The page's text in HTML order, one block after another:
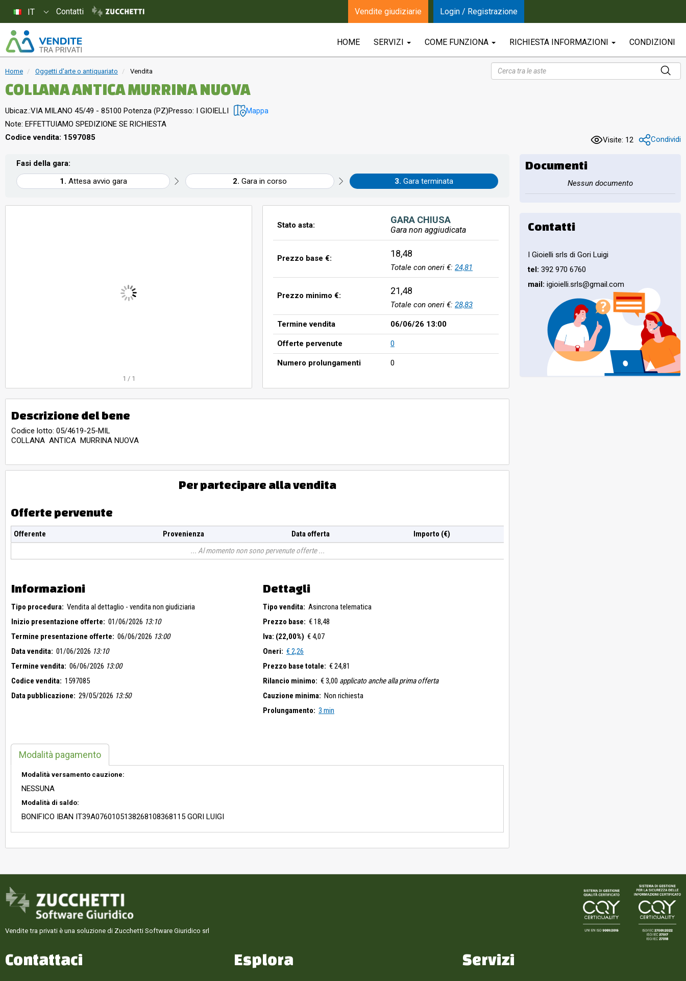
HOME SERVIZI COME FUNZIONA RICHIESTA INFORMAZIONI CONDIZIONI
Home Oggetti d'arte o antiquariato Vendita
COLLANA ANTICA MURRINA NUOVA
Ubicaz.:VIA MILANO 45/49 - 85100 Potenza (PZ)Presso: I GIOIELLI Mappa
Note: EFFETTUIAMO SPEDIZIONE SE RICHIESTA
Codice vendita: 1597085
Visite: 12 Condividi
Fasi della gara:
Attesa avvio gara
Gara in corso Gara terminata
1 / 1
Stato asta: GARA CHIUSA
Gara non aggiudicata
Prezzo base €: 18,48
Totale con oneri €: 24,81
Prezzo minimo €: 21,48
Totale con oneri €: 28,83
Termine vendita 06/06/26 13:00
Offerte pervenute 0
Numero prolungamenti 0
Descrizione del bene
Codice lotto: 05/4619-25-MIL
COLLANA ANTICA MURRINA NUOVA
Per partecipare alla vendita
Offerte pervenute
Offerente Provenienza Data offerta
Importo (€)
Al momento non sono pervenute offerte
Informazioni
Tipo procedura: Vendita al dettaglio - vendita non giudiziaria
Inizio presentazione offerte: 01/06/2026 13:10
Termine presentazione offerte: 06/06/2026 13:00
Data vendita: 01/06/2026 13:10
Termine vendita: 06/06/2026 13:00
Codice vendita: 1597085
Data pubblicazione: 29/05/2026 13:50
Dettagli
Tipo vendita: Asincrona telematica
Prezzo base: € 18,48
Iva: (22,00%) € 4,07
Oneri: € 2,26
Prezzo base totale: € 24,81
Rilancio minimo: € 3,00 applicato anche alla prima offerta
Cauzione minima: Non richiesta
Prolungamento: 3 min
Modalità pagamento
Modalità versamento cauzione:
NESSUNA
Modalità di saldo:
BONIFICO IBAN IT39A0760105138268108368115 GORI LUIGI
Documenti
Nessun documento
Contatti
I Gioielli srls di Gori Luigi
tel: 392 970 6760
mail: igioielli.srls@gmail.com
Vendite tra privati è una soluzione di Zucchetti Software Giuridico srl
Contattaci Esplora Servizi
IT Contatti Vendite giudiziarie Login / Registrazione